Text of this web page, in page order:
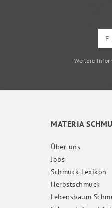
Weitere
MATERIA
Über uns
Jobs
Schmuck Lexikon
Herbstschmuck
Lebensbaum